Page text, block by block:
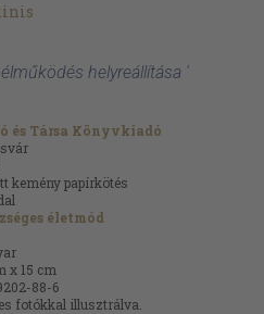
helyreállítása '
és Társa Könyvkiadó
kemény papírkötés
életmód
x 15 cm
88-6
fotókkal illusztrálva.